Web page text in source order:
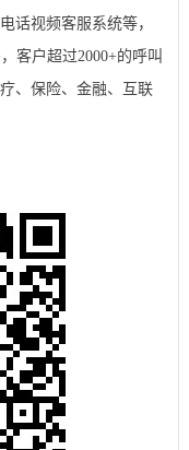
话视频客服系统等，
客户超过2000+的呼叫
、保险、金融、互联